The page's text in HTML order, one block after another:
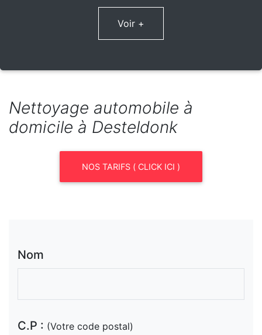
Voir +
Nettoyage automobile à
domicile à Desteldonk
NOS TARIFS ( CLICK ICI )
Nom
C.P : (Votre code postal)